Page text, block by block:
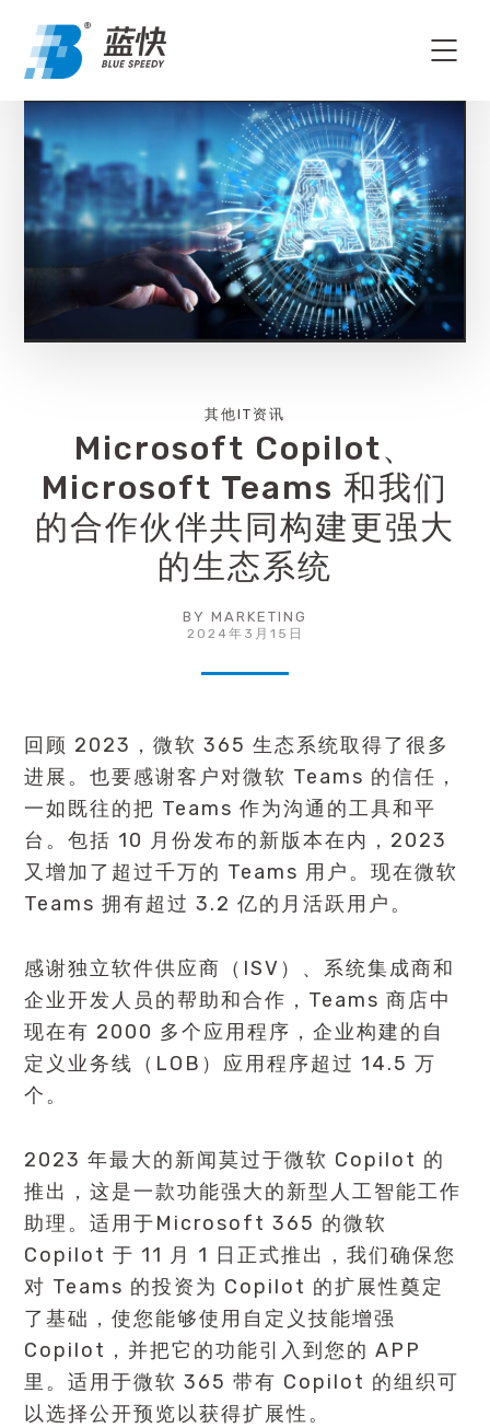
其他IT资讯
Microsoft Copilot、
Microsoft Teams 和我们
的合作伙伴共同构建更强大
的生态系统
BY MARKETING
2024年3月15日
回顾 2023，微软 365 生态系统取得了很多
进展。也要感谢客户对微软 Teams 的信任，
一如既往的把 Teams 作为沟通的工具和平
台。包括 10 月份发布的新版本在内，2023
又增加了超过千万的 Teams 用户。现在微软
Teams 拥有超过 3.2 亿的月活跃用户。
感谢独立软件供应商（ISV）、系统集成商和
企业开发人员的帮助和合作，Teams 商店中
现在有 2000 多个应用程序，企业构建的自
定义业务线（LOB）应用程序超过 14.5 万
个。
2023 年最大的新闻莫过于微软 Copilot 的
推出，这是一款功能强大的新型人工智能工作
助理。适用于Microsoft 365 的微软
Copilot 于 11 月 1 日正式推出，我们确保您
对 Teams 的投资为 Copilot 的扩展性奠定
了基础，使您能够使用自定义技能增强
Copilot，并把它的功能引入到您的 APP
里。适用于微软 365 带有 Copilot 的组织可
以选择公开预览以获得扩展性。